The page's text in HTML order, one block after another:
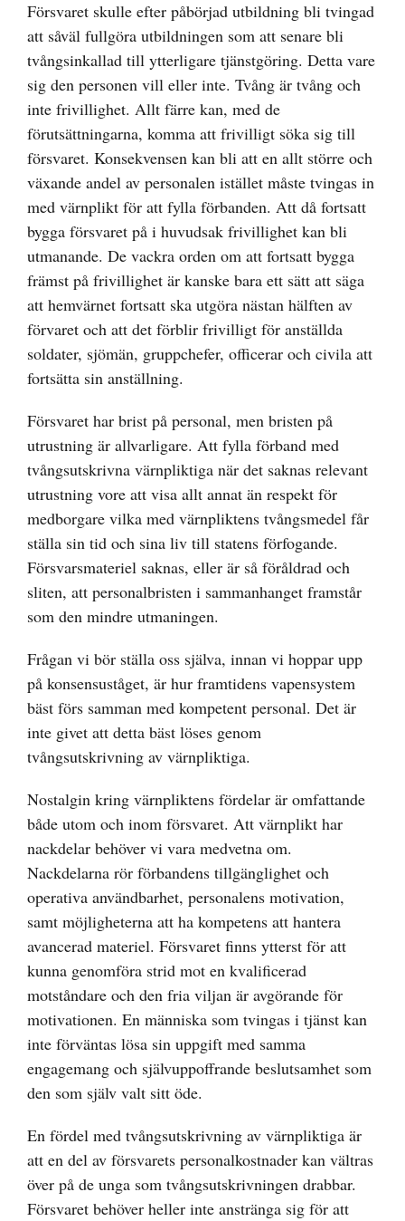
Försvaret skulle efter påbörjad utbildning bli tvingad
att såväl fullgöra utbildningen som att senare bli
tvångsinkallad till ytterligare tjänstgöring. Detta vare
sig den personen vill eller inte. Tvång är tvång och
inte frivillighet. Allt färre kan, med de
förutsättningarna, komma att frivilligt söka sig till
försvaret. Konsekvensen kan bli att en allt större och
växande andel av personalen istället måste tvingas in
med värnplikt för att fylla förbanden. Att då fortsatt
bygga försvaret på i huvudsak frivillighet kan bli
utmanande. De vackra orden om att fortsatt bygga
främst på frivillighet är kanske bara ett sätt att säga
att hemvärnet fortsatt ska utgöra nästan hälften av
förvaret och att det förblir frivilligt för anställda
soldater, sjömän, gruppchefer, officerar och civila att
fortsätta sin anställning.
Försvaret har brist på personal, men bristen på
utrustning är allvarligare. Att fylla förband med
tvångsutskrivna värnpliktiga när det saknas relevant
utrustning vore att visa allt annat än respekt för
medborgare vilka med värnpliktens tvångsmedel får
ställa sin tid och sina liv till statens förfogande.
Försvarsmateriel saknas, eller är så föråldrad och
sliten, att personalbristen i sammanhanget framstår
som den mindre utmaningen.
Frågan vi bör ställa oss själva, innan vi hoppar upp
på konsensuståget, är hur framtidens vapensystem
bäst förs samman med kompetent personal. Det är
inte givet att detta bäst löses genom
tvångsutskrivning av värnpliktiga.
Nostalgin kring värnpliktens fördelar är omfattande
både utom och inom försvaret. Att värnplikt har
nackdelar behöver vi vara medvetna om.
Nackdelarna rör förbandens tillgänglighet och
operativa användbarhet, personalens motivation,
samt möjligheterna att ha kompetens att hantera
avancerad materiel. Försvaret finns ytterst för att
kunna genomföra strid mot en kvalificerad
motståndare och den fria viljan är avgörande för
motivationen. En människa som tvingas i tjänst kan
inte förväntas lösa sin uppgift med samma
engagemang och självuppoffrande beslutsamhet som
den som själv valt sitt öde.
En fördel med tvångsutskrivning av värnpliktiga är
att en del av försvarets personalkostnader kan vältras
över på de unga som tvångsutskrivningen drabbar.
Försvaret behöver heller inte anstränga sig för att